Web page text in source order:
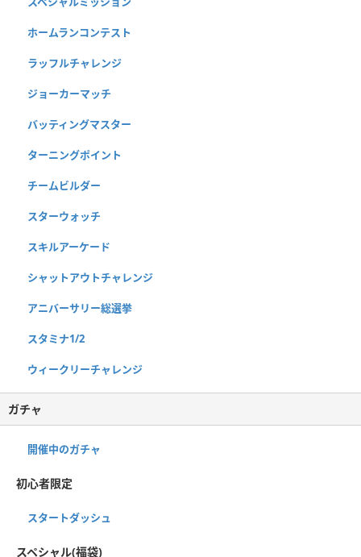
ホームランコンテスト
ラッフルチャレンジ
ジョーカーマッチ
バッティングマスター
ターニングポイント
チームビルダー
スターウォッチ
スキルアーケード
シャットアウトチャレンジ
アニバーサリー総選挙
スタミナ1/2
ウィークリーチャレンジ
ガチャ
開催中のガチャ
初心者限定
スタートダッシュ
スペシャル(福袋)